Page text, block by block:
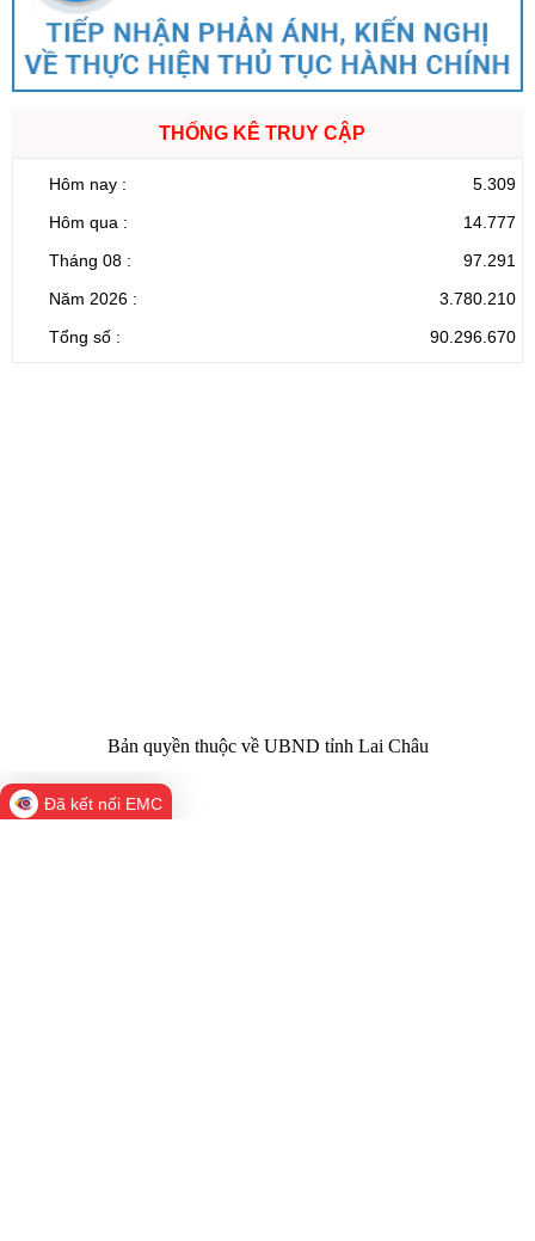
THỐNG KÊ TRUY CẬP
Hôm nay :
5.309
Hôm qua :
14.777
Tháng 08 :
97.291
Năm 2026 :
3.780.210
Tổng số :
90.296.670
Bản quyền thuộc về UBND tỉnh Lai Châu
Đã kết nối EMC